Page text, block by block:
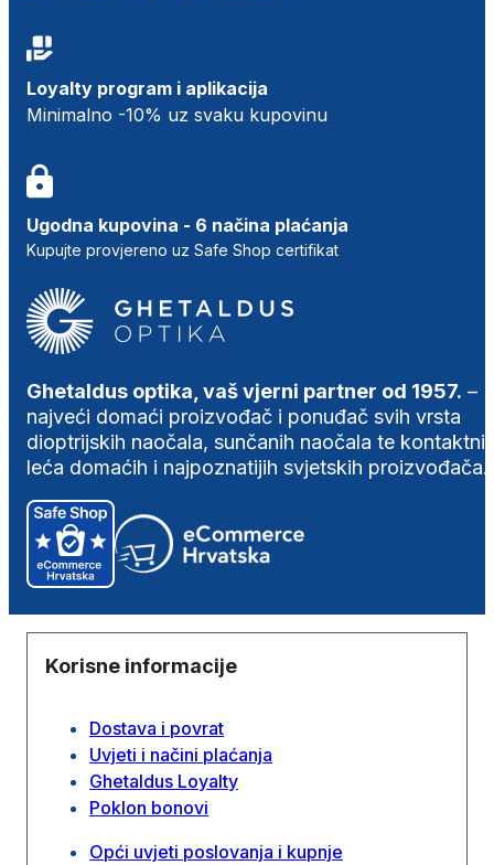
Loyalty program i aplikacija
Minimalno -10% uz svaku kupovinu
Ugodna kupovina - 6 načina plaćanja
Kupujte provjereno uz Safe Shop certifikat
Ghetaldus optika, vaš vjerni partner od 1957. –
najveći domaći proizvođač i ponuđač svih vrsta
dioptrijskih naočala, sunčanih naočala te
leća domaćih i najpoznatijih svjetskih proizvođača.
Korisne informacije
Dostava i povrat
Uvjeti i načini plaćanja
Ghetaldus Loyalty
Poklon bonovi
Opći uvjeti poslovanja i kupnje